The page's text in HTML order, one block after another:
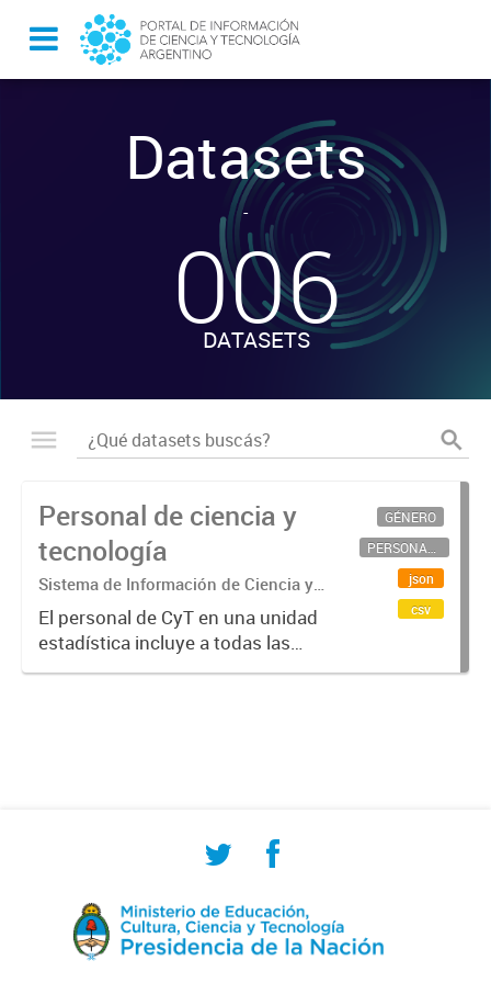
Datasets
-
006
DATASETS
Personal de ciencia y
tecnología
Sistema de Información de Ciencia y
Tecnología Argentino (SICYTAR)
El personal de CyT en una unidad
estadística incluye a todas las
personas involucradas
GÉNERO
PERSONAL CIENTÍFICO-TECNOLÓGICO
json
csv